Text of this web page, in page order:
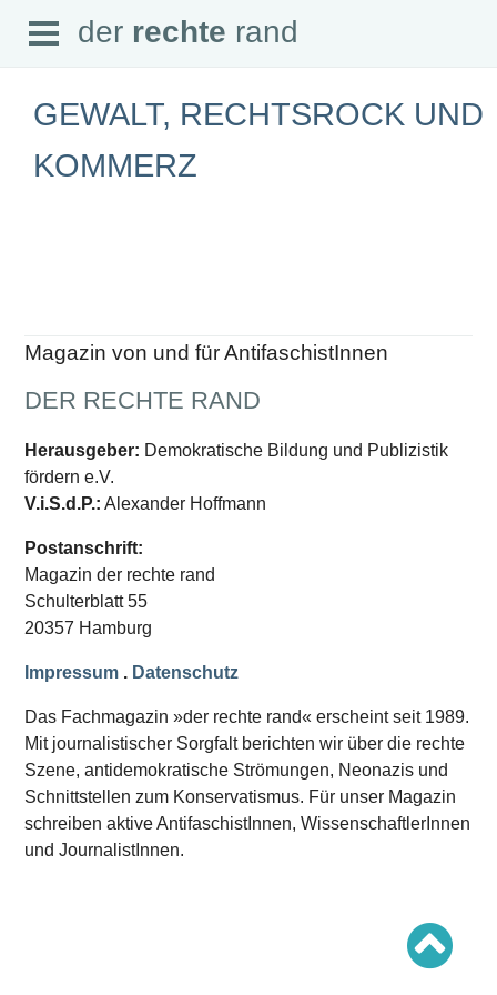
der rechte rand
Abonnement
Downloads
Datenschutz
SCHWERPUNKTE
Schwerpunkte Übersicht
Schwerpunkt AFD-Verbot
Schwerpunkt »Identitäre Bewegung«
Schwerpunkt »Reichsbürger«
Schwerpunkt NPD
Ausgaben Übersicht
Ausgabe 220
Ausgabe 219
Ausgabe 217
Ausgabe 216
Open
Menu
der rechte rand
GEWALT, RECHTSROCK UND
KOMMERZ
Magazin von und für AntifaschistInnen
DER RECHTE RAND
Herausgeber: Demokratische Bildung und Publizistik
fördern e.V.
V.i.S.d.P.: Alexander Hoffmann
Postanschrift:
Magazin der rechte rand
Schulterblatt 55
20357 Hamburg
Impressum . Datenschutz
Das Fachmagazin »der rechte rand« erscheint seit 1989.
Mit journalistischer Sorgfalt berichten wir über die rechte
Szene, antidemokratische Strömungen, Neonazis und
Schnittstellen zum Konservatismus. Für unser Magazin
schreiben aktive AntifaschistInnen, WissenschaftlerInnen
und JournalistInnen.